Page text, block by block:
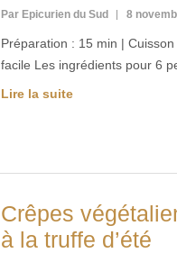
Par Epicurien du Sud 8
Préparation : 15 min |
facile Les ingrédients pour 6
Lire la suite
Crêpes
à la truffe d’été